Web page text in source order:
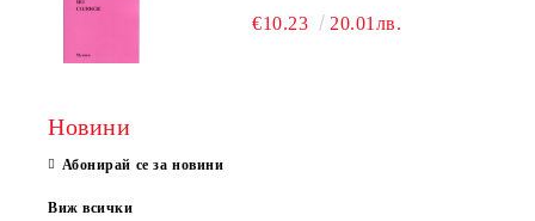
€10.23 20.01лв.
Новини
Абонирай се за новини
Виж всички